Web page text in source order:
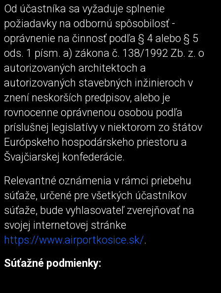
Od účastníka sa vyžaduje splnenie
požiadavky na odbornú spôsobilosť -
oprávnenie na činnosť podľa § 4 alebo § 5
ods. 1 písm. a) zákona č. 138/1992 Zb. z. o
autorizovaných architektoch a
autorizovaných stavebných inžinieroch v
znení neskorších predpisov, alebo je
rovnocenne oprávnenou osobou podľa
príslušnej legislatívy v niektorom zo štátov
Európskeho hospodárskeho priestoru a
Švajčiarskej konfederácie.
Relevantné oznámenia v rámci priebehu
súťaže, určené pre všetkých účastníkov
súťaže, bude vyhlasovateľ zverejňovať na
svojej internetovej stránke
https://www.airportkosice.sk/.
Súťažné podmienky: